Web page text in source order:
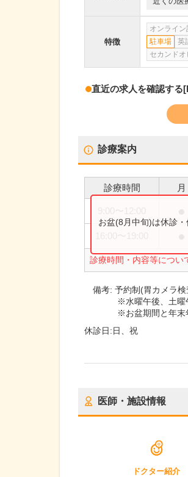
特徴
オンライン
駐車場
英
セカンド
直近の求人を確認する
診療案内
診療時間 月
診療時間・内容等につい
お盆(8月中旬)は休診
備考:予約制(胃カメラ
※水曜午後、土曜
※お盆期間と年末
休診日:日、祝
医師・施設情報
ドクター紹介